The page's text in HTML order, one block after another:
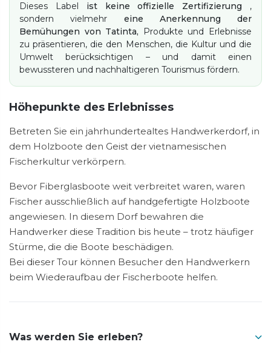
Dieses Label ist keine offizielle Zertifizierung ,
sondern vielmehr eine Anerkennung der
Bemühungen von Tatinta, Produkte und Erlebnisse
zu präsentieren, die den Menschen, die Kultur und die
Umwelt berücksichtigen – und damit einen
bewussteren und nachhaltigeren Tourismus fördern.
Höhepunkte des Erlebnisses
Betreten Sie ein jahrhundertealtes Handwerkerdorf, in
dem Holzboote den Geist der vietnamesischen
Fischerkultur verkörpern.
Bevor Fiberglasboote weit verbreitet waren, waren
Fischer ausschließlich auf handgefertigte Holzboote
angewiesen. In diesem Dorf bewahren die
Handwerker diese Tradition bis heute – trotz häufiger
Stürme, die die Boote beschädigen.
Bei dieser Tour können Besucher den Handwerkern
beim Wiederaufbau der Fischerboote helfen.
Was werden Sie erleben?